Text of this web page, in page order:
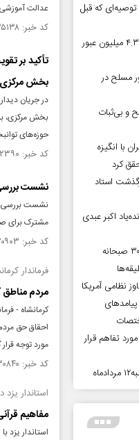
عدالت
کد خبر: ۱۵۳۵۱۳۸ تاریخ انتشار : ۱۴۰۴/۱۰/۰۱
تأکید بر
بخش مرکزی
در جریان
بخش مرکزی،
حوزه‌های
کد خبر: ۱۵۳۲۳۹۰ تاریخ انتشار : ۱۴۰۴/۰۹/۱۸
نشست
نشست بررسی
مشترک برای
کد خبر: ۱۵۳۰۹۰۳ تاریخ انتشار : ۱۴۰۴/۰۹/۱۰
فرماندار
مردم مناطق
کرمانشاه -
احقاق حق
مورد توجه قرار
کد خبر: ۱۵۳۰۸۴۰ تاریخ انتشار : ۱۴۰۴/۰۹/۱۰
استاندار
مفاهیم
استاندار
بازگشت زائران اربعین آغاز شد؛ ۱۰ توصیه‌ای که قبل
رکورد تردد زائران اربعین؛ بیش از ۴.۳ میلیون عبور
موساد و ۴ شرور مسلح در
و بی‌ثبات
با انگیزه
کرد
استاد
اکبر عبدی
صبحانه چی درست کنم؟ معرفی ۳۰ صبحانه
نظامی آمریکا
تفاهم قرار